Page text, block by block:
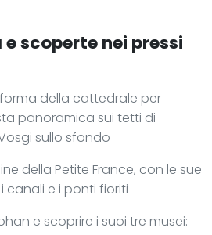
scoperte nei pressi
della cattedrale per
panoramica sui tetti di
sullo sfondo
della Petite France, con le sue
canali e i ponti fioriti
e scoprire i suoi tre musei: